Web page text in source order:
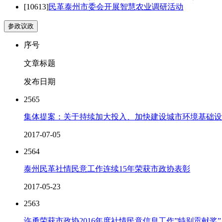
[10613]民革泰州市委会开展智慧农业调研活动
参政议政
序号
文章标题
发布日期
2565
集体提案：关于持续加大投入、加快建设城市环境基础
2017-07-05
2564
泰州民革社情民意工作连续15年荣获市政协表彰
2017-05-23
2563